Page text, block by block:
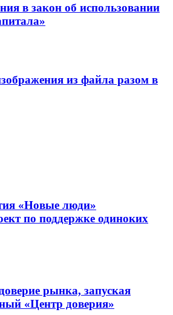
в закон об использовании
из файла разом в
«Новые люди»
по поддержке одиноких
рынка, запуская
«Центр доверия»